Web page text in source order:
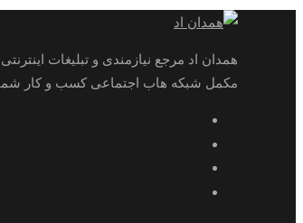
همدان اد مرجع نیازمندی و تبلیغات
مکمل شبکه هاب اجتماعی کسب و کار